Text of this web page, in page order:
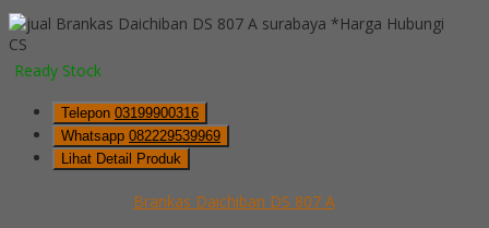
*Harga Hubungi
CS
Ready Stock
Telepon 03199900316
Whatsapp 082229539969
Lihat Detail Produk
Brankas Daichiban DS 807 A